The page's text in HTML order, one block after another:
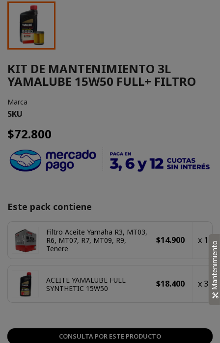
KIT DE MANTENIMIENTO 3L
YAMALUBE 15W50 FULL+ FILTRO
Marca
SKU
$72.800
Este pack contiene
Filtro Aceite Yamaha R3, MT03,
R6, MT07, R7, MT09, R9,
Tenere
$14.900 x 1
ACEITE YAMALUBE FULL
SYNTHETIC 15W50
$18.400 x 3
CONSULTA POR ESTE PRODUCTO
Mantenimiento